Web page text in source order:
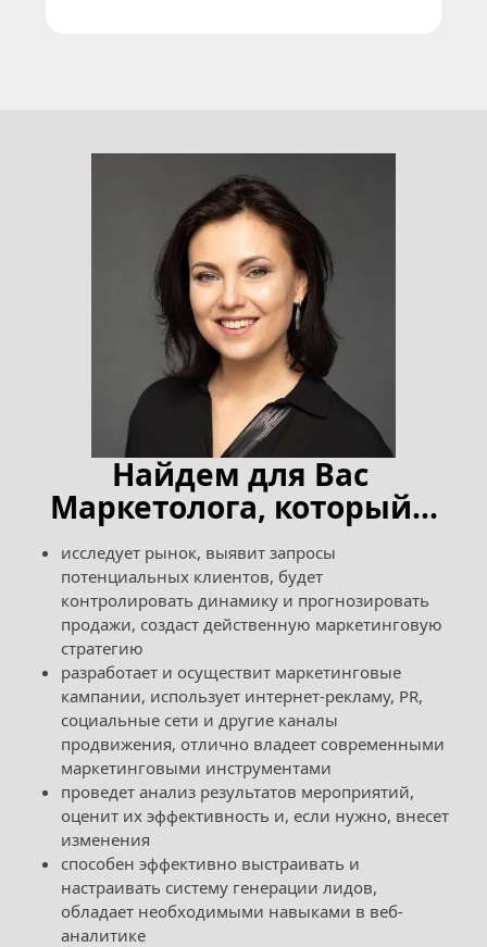
Найдем для Вас
Маркетолога, который...
исследует рынок, выявит запросы
потенциальных клиентов, будет
контролировать динамику и прогнозировать
продажи, создаст действенную маркетинговую
стратегию
разработает и осуществит маркетинговые
кампании, использует интернет-рекламу, PR,
социальные сети и другие каналы
продвижения, отлично владеет современными
маркетинговыми инструментами
проведет анализ результатов мероприятий,
оценит их эффективность и, если нужно, внесет
изменения
способен эффективно выстраивать и
настраивать систему генерации лидов,
обладает необходимыми навыками в веб-
аналитике